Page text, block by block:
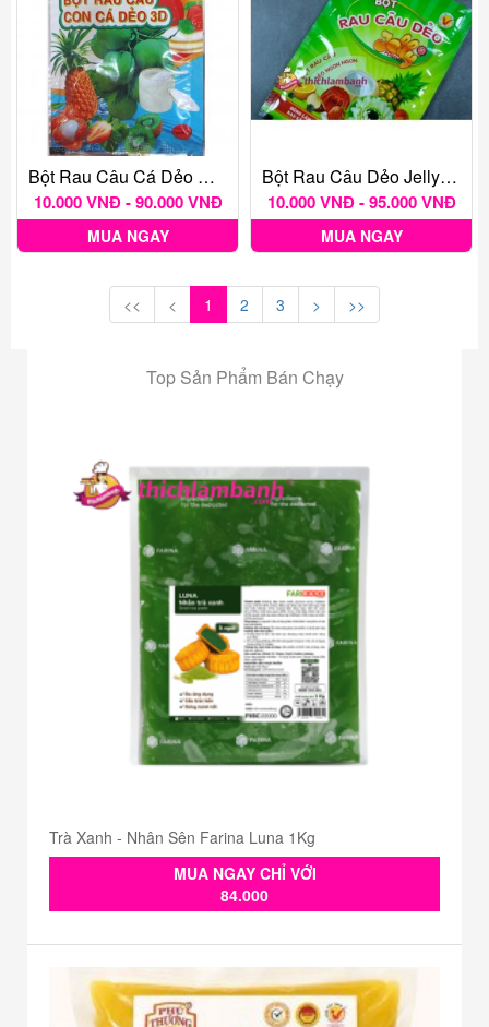
Bột Rau Câu Cá Dẻo Hiệp Long
10.000 VNĐ - 90.000 VNĐ
MUA NGAY
Bột Rau Câu Dẻo Jelly Hoàng Yến
10.000 VNĐ - 95.000 VNĐ
MUA NGAY
<< < 1 2 3 > >>
Top Sản Phẩm Bán Chạy
Trà Xanh - Nhân Sên Farina Luna 1Kg
MUA NGAY CHỈ VỚI
84.000